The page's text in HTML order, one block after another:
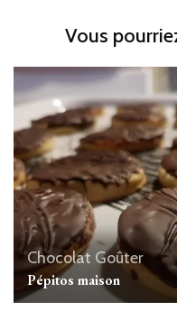
Vous
Chocolat Goûter
Pépitos maison